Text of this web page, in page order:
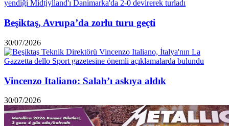
Beşiktaş, Avrupa’da zorlu turu geçti
30/07/2026
Vincenzo Italiano: Salah’ı askıya aldık
30/07/2026